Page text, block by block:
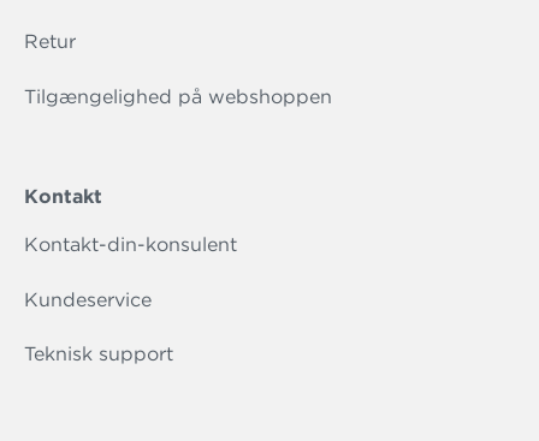
Retur
Tilgængelighed på webshoppen
Kontakt
Kontakt-din-konsulent
Kundeservice
Teknisk support